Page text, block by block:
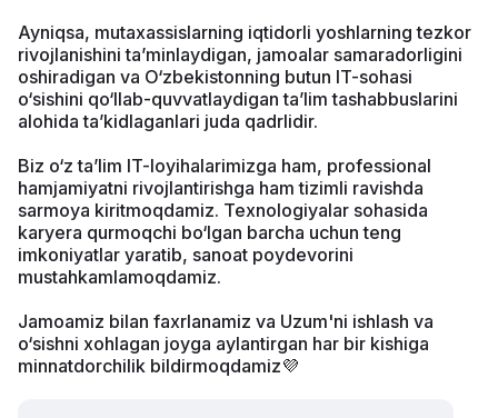
Ayniqsa, mutaxassislarning iqtidorli yoshlarning tezkor
rivojlanishini ta’minlaydigan, jamoalar samaradorligini
oshiradigan va O‘zbekistonning butun IT-sohasi
o‘sishini qo‘llab-quvvatlaydigan ta’lim tashabbuslarini
alohida ta’kidlaganlari juda qadrlidir.
Biz o‘z ta’lim IT-loyihalarimizga ham, professional
hamjamiyatni rivojlantirishga ham tizimli ravishda
sarmoya kiritmoqdamiz. Texnologiyalar sohasida
karyera qurmoqchi bo‘lgan barcha uchun teng
imkoniyatlar yaratib, sanoat poydevorini
mustahkamlamoqdamiz.
Jamoamiz bilan faxrlanamiz va Uzum'ni ishlash va
o‘sishni xohlagan joyga aylantirgan har bir kishiga
minnatdorchilik bildirmoqdamiz💜